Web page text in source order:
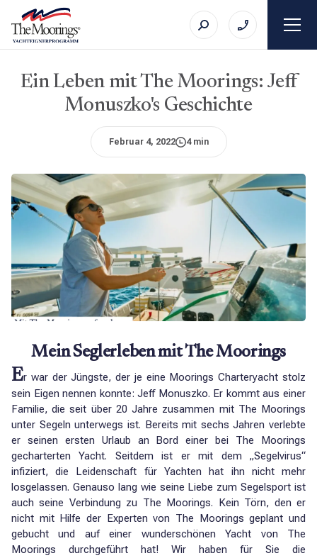
Ein Leben mit The Moorings: Jeff
Monuszko's Geschichte
Februar 4, 2022 4 min
Mein Seglerleben mit The Moorings
Er war der Jüngste, der je eine Moorings Charteryacht stolz
sein Eigen nennen konnte: Jeff Monuszko. Er kommt aus einer
Familie, die seit über 20 Jahre zusammen mit The Moorings
unter Segeln unterwegs ist. Bereits mit sechs Jahren verlebte
er seinen ersten Urlaub an Bord einer bei The Moorings
gecharterten Yacht. Seitdem ist er mit dem „Segelvirus“
infiziert, die Leidenschaft für Yachten hat ihn nicht mehr
losgelassen. Genauso lang wie seine Liebe zum Segelsport ist
auch seine Verbindung zu The Moorings. Kein Törn, den er
nicht mit Hilfe der Experten von The Moorings geplant und
gebucht und auf einer wunderschönen Yacht von The
Moorings durchgeführt hat! Wir haben für Sie die